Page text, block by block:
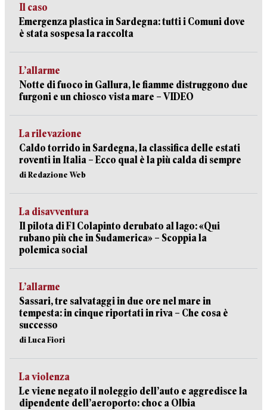
Il caso
Emergenza plastica in Sardegna: tutti i Comuni dove
è stata sospesa la raccolta
L’allarme
Notte di fuoco in Gallura, le fiamme distruggono due
furgoni e un chiosco vista mare – VIDEO
La rilevazione
Caldo torrido in Sardegna, la classifica delle estati
roventi in Italia – Ecco qual è la più calda di sempre
di Redazione Web
La disavventura
Il pilota di F1 Colapinto derubato al lago: «Qui
rubano più che in Sudamerica» – Scoppia la
polemica social
L’allarme
Sassari, tre salvataggi in due ore nel mare in
tempesta: in cinque riportati in riva – Che cosa è
successo
di Luca Fiori
La violenza
Le viene negato il noleggio dell’auto e aggredisce la
dipendente dell’aeroporto: choc a Olbia